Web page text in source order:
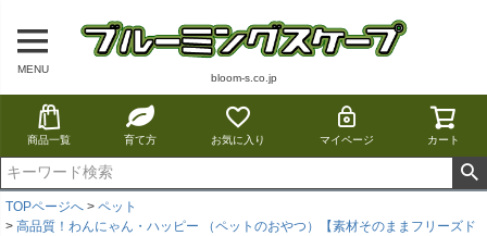
MENU
bloom-s.co.jp
商品一覧 育て方 お気に入り マイページ カート
TOPページへ
ペット
高品質！わんにゃん・ハッピー （ペットのおやつ）【素材そのままフリーズド